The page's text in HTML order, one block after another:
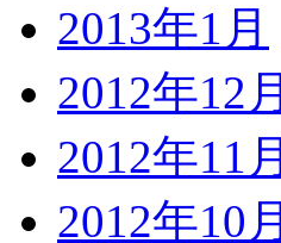
2013年1月
2012年12月
2012年11月
2012年10月